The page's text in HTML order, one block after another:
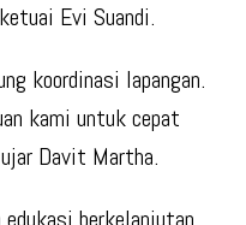
Evi Suandi.
koordinasi lapangan.
kami untuk cepat
Davit Martha.